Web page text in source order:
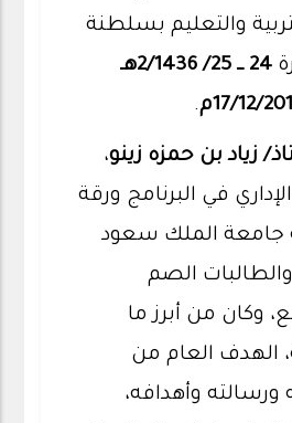
والتعليم بسلطنة
24 ــ 25/ 2/1436هـ
.
زياد بن حمزه زينو،
في البرنامج ورقة
جامعة الملك سعود
الصم
وكان من أبرز ما
الهدف العام من
ورسالته وأهدافه،